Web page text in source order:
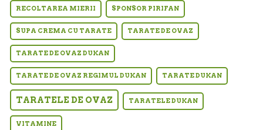
RECOLTAREA MIERII SPONSOR PIRIFAN
SUPA CREMA CU TARATE TARATE DE OVAZ
TARATE DE OVAZ DUKAN
TARATE DE OVAZ REGIMUL DUKAN TARATE DUKAN
TARATELE DE OVAZ TARATELE DUKAN
VITAMINE